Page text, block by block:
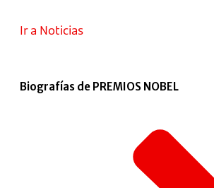
Ir a Noticias
Biografías de PREMIOS NOBEL